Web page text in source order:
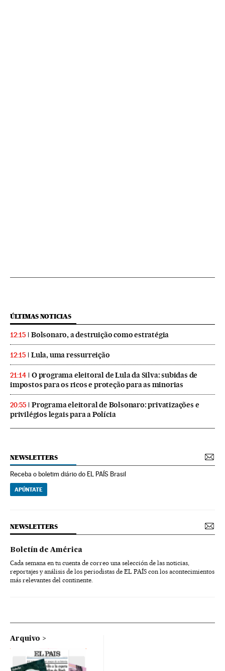
ÚLTIMAS NOTICIAS
12:15 Bolsonaro, a destruição como estratégia
12:15 Lula, uma ressurreição
21:14
O programa eleitoral de Lula da Silva: subidas de
impostos para os ricos e proteção para as minorias
20:55
Programa eleitoral de Bolsonaro: privatizações e
privilégios legais para a Polícia
NEWSLETTERS
Receba o boletim diário do EL PAÍS Brasil
APÚNTATE
NEWSLETTERS
Boletín de América
Cada semana en tu cuenta de correo una selección de las noticias,
reportajes y análisis de los periodistas de EL PAÍS con los acontecimientos
más relevantes del continente.
Arquivo